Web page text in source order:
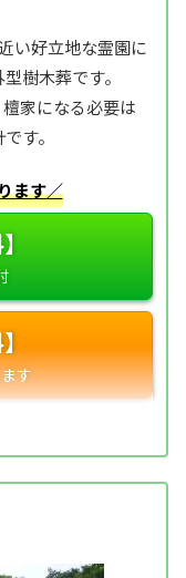
い好立地な霊園に
樹木葬です。
家になる必要は
す。
ます／